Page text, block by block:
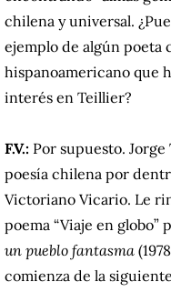
chilena y universal.
ejemplo de algún poeta
hispanoamericano que
interés en Teillier?
F.V.: Por supuesto.
poesía chilena por
Victoriano Vicario. Le
poema “Viaje en globo”
un pueblo fantasma
comienza de la